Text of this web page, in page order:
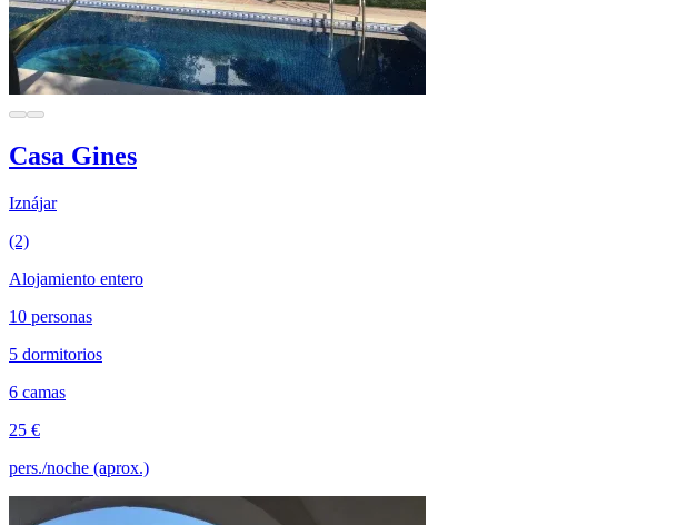
Casa Gines
Iznájar
(2)
Alojamiento entero
10 personas
5 dormitorios
6 camas
25 €
pers./noche (aprox.)